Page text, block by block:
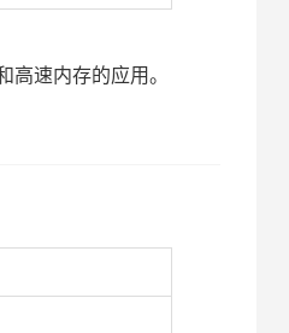
速内存的应用。